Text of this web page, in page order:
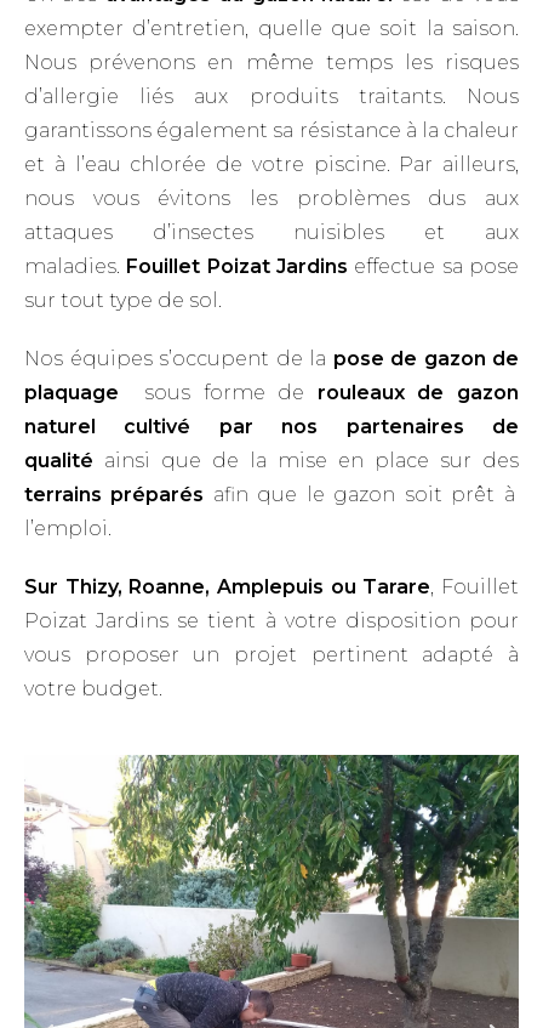
exempter d’entretien, quelle que soit la saison.
Nous prévenons en même temps les risques
d’allergie liés aux produits traitants. Nous
garantissons également sa résistance à la chaleur
et à l’eau chlorée de votre piscine. Par ailleurs,
nous vous évitons les problèmes dus aux
attaques d’insectes nuisibles et aux
maladies. Fouillet Poizat Jardins effectue sa pose
sur tout type de sol.
Nos équipes s’occupent de la pose de gazon de
plaquage sous forme de rouleaux de gazon
naturel cultivé par nos partenaires de
qualité ainsi que de la mise en place sur des
terrains préparés afin que le gazon soit prêt à
l’emploi.
Sur Thizy, Roanne, Amplepuis ou Tarare , Fouillet
Poizat Jardins se tient à votre disposition pour
vous proposer un projet pertinent adapté à
votre budget.